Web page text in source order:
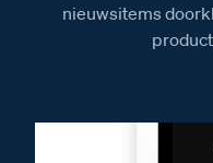
nieuwsitems